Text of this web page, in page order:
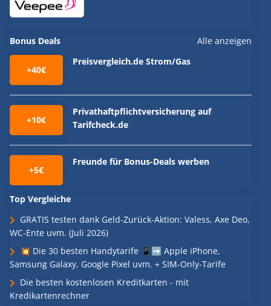
Bonus Deals Alle anzeigen
+40€
Preisvergleich.de Strom/Gas
+10€
Privathaftpflichtversicherung auf
Tarifcheck.de
+5€
Freunde für Bonus-Deals werben
Top Vergleiche
GRATIS testen dank Geld-Zurück-Aktion: Valess, Axe Deo,
WC-Ente uvm. (Juli 2026)
💥 Die 30 besten Handytarife 📱➡️ Apple iPhone,
Samsung Galaxy, Google Pixel uvm. + SIM-Only-Tarife
Die besten kostenlosen Kreditkarten - mit
Kredikartenrechner